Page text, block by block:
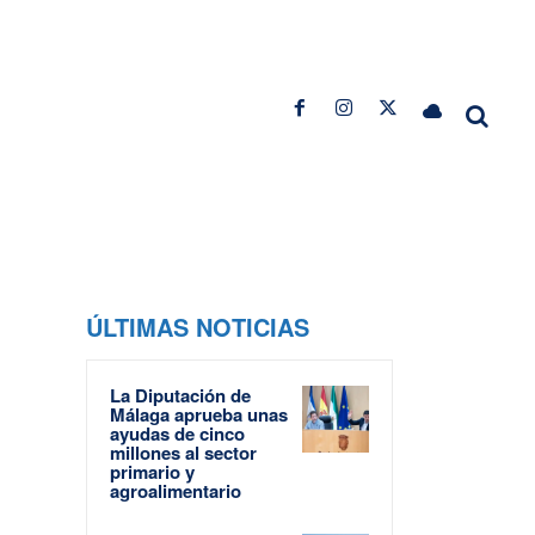
ÚLTIMAS NOTICIAS
La Diputación de
Málaga aprueba unas
ayudas de cinco
millones al sector
primario y
agroalimentario